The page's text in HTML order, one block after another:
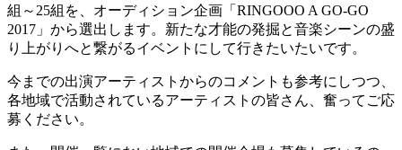
組～25組を、オーディション企画「RINGOOO A GO-GO
2017」から選出します。新たな才能の発掘と音楽シーンの盛
り上がりへと繋がるイベントにして行きたいたいです。
今までの出演アーティストからのコメントも参考にしつつ、
各地域で活動されているアーティストの皆さん、奮ってご応
募ください。